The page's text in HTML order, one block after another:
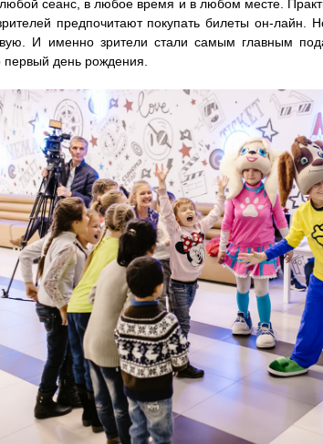
сеанс, в любое время и в любом месте.
предпочитают покупать билеты он-лайн.
И именно зрители стали самым главным
первый день рождения.